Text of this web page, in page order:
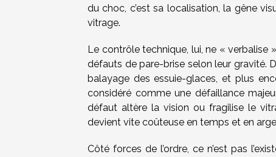
du choc, c’est sa localisation, la gêne
vitrage.
Le contrôle technique, lui, ne « verbalise
défauts de pare-brise selon leur gravité.
balayage des essuie-glaces, et plus
considéré comme une défaillance
défaut altère la vision ou fragilise le
devient vite coûteuse en temps et en
Côté forces de l’ordre, ce n’est pas